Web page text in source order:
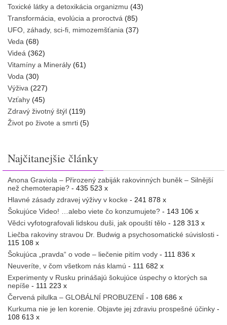
Toxické látky a detoxikácia organizmu (43)
Transformácia, evolúcia a proroctvá (85)
UFO, záhady, sci-fi, mimozemšťania (37)
Veda (68)
Videá (362)
Vitamíny a Minerály (61)
Voda (30)
Výživa (227)
Vzťahy (45)
Zdravý životný štýl (119)
Život po živote a smrti (5)
Najčitanejšie články
Anona Graviola – Přirozený zabiják rakovinných buněk – Silnější
než chemoterapie? - 435 523 x
Hlavné zásady zdravej výživy v kocke - 241 878 x
Šokujúce Video! …alebo viete čo konzumujete? - 143 106 x
Vědci vyfotografovali lidskou duši, jak opouští tělo - 128 313 x
Liečba rakoviny stravou Dr. Budwig a psychosomatické súvislosti -
115 108 x
Šokujúca „pravda“ o vode – liečenie pitím vody - 111 836 x
Neuveríte, v čom všetkom nás klamú - 111 682 x
Experimenty v Rusku prinášajú šokujúce úspechy o ktorých sa
nepíše - 111 223 x
Červená pilulka – GLOBÁLNÍ PROBUZENÍ - 108 686 x
Kurkuma nie je len korenie. Objavte jej zdraviu prospešné účinky -
108 613 x